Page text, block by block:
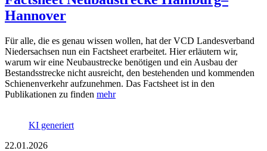
Hannover
Für alle, die es genau wissen wollen, hat der VCD Landesverband
Niedersachsen nun ein Factsheet erarbeitet. Hier erläutern wir,
warum wir eine Neubaustrecke benötigen und ein Ausbau der
Bestandsstrecke nicht ausreicht, den bestehenden und kommenden
Schienenverkehr aufzunehmen. Das Factsheet ist in den
Publikationen zu finden mehr
KI generiert
22.01.2026